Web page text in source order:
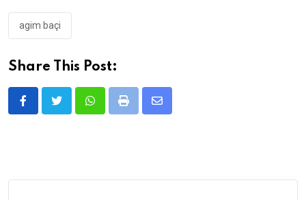
agim baçi
Share This Post:
WhatsappPrint
Share